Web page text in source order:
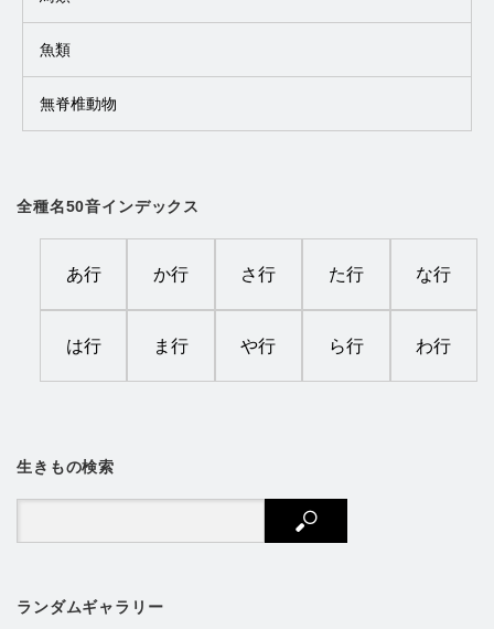
魚類
無脊椎動物
全種名50音インデックス
あ行 か行 さ行 た行 な行
は行 ま行 や行 ら行 わ行
生きもの検索
ランダムギャラリー